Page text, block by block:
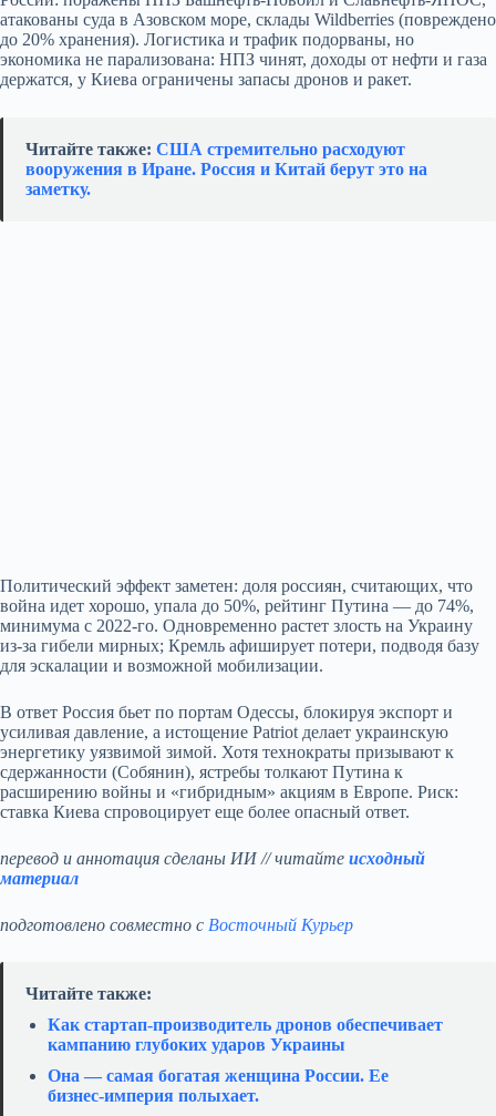
атакованы суда в Азовском море, склады Wildberries (повреждено
до 20% хранения). Логистика и трафик подорваны, но
экономика не парализована: НПЗ чинят, доходы от нефти и газа
держатся, у Киева ограничены запасы дронов и ракет.
Читайте также: США стремительно расходуют
вооружения в Иране. Россия и Китай берут это на
заметку.
Политический эффект заметен: доля россиян, считающих, что
война идет хорошо, упала до 50%, рейтинг Путина — до 74%,
минимума с 2022‑го. Одновременно растет злость на Украину
из‑за гибели мирных; Кремль афиширует потери, подводя базу
для эскалации и возможной мобилизации.
В ответ Россия бьет по портам Одессы, блокируя экспорт и
усиливая давление, а истощение Patriot делает украинскую
энергетику уязвимой зимой. Хотя технократы призывают к
сдержанности (Собянин), ястребы толкают Путина к
расширению войны и «гибридным» акциям в Европе. Риск:
ставка Киева спровоцирует еще более опасный ответ.
перевод и аннотация сделаны ИИ // читайте исходный
материал
подготовлено совместно с Восточный Курьер
Читайте также:
Как стартап‑производитель дронов обеспечивает
кампанию глубоких ударов Украины
Она — самая богатая женщина России. Ее
бизнес‑империя полыхает.